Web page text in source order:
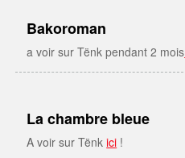
Bakoroman
a voir sur Tënk pendant 2 mois
La chambre bleue
A voir sur Tënkici !